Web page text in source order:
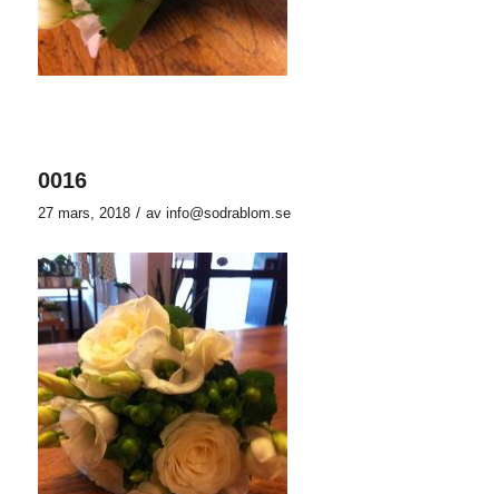
0016
27 mars, 2018 / av info@sodrablom.se